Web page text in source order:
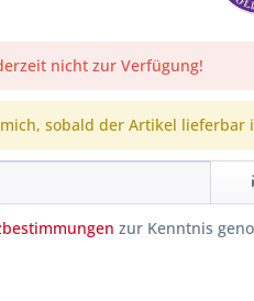
nicht zur Verfügung!
sobald der Artikel lieferbar
zur Kenntnis